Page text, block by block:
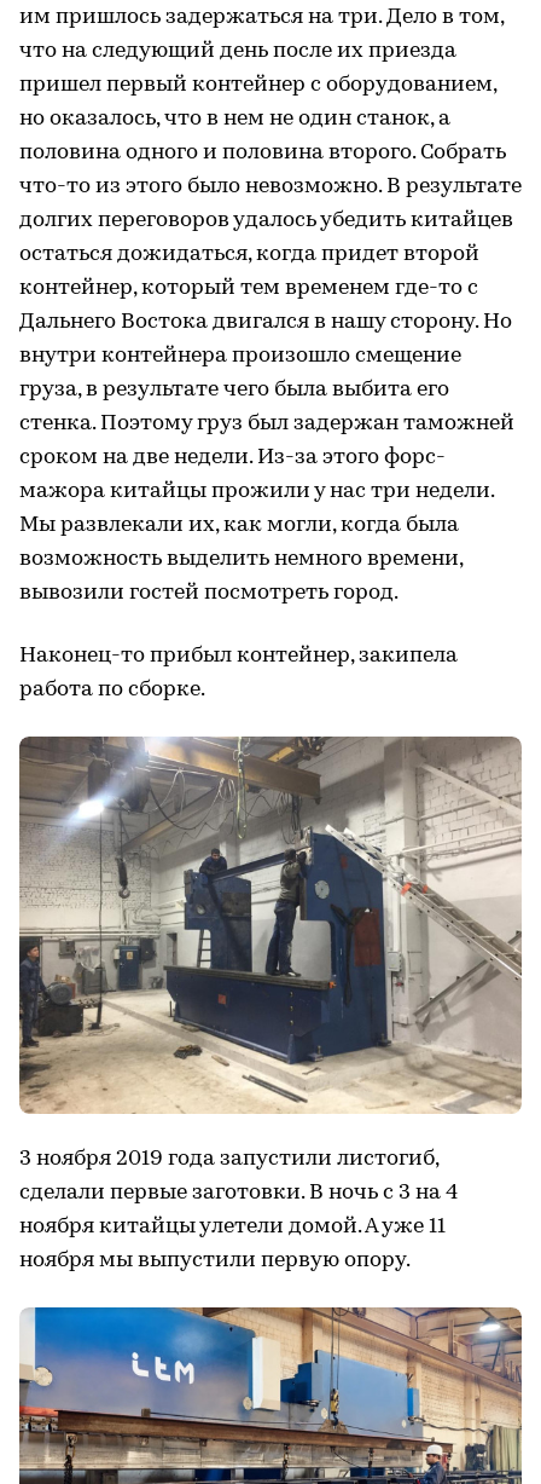
им пришлось задержаться на три. Дело в том,
что на следующий день после их приезда
пришел первый контейнер с оборудованием,
но оказалось, что в нем не один станок, а
половина одного и половина второго. Собрать
что-то из этого было невозможно. В результате
долгих переговоров удалось убедить китайцев
остаться дожидаться, когда придет второй
контейнер, который тем временем где-то с
Дальнего Востока двигался в нашу сторону. Но
внутри контейнера произошло смещение
груза, в результате чего была выбита его
стенка. Поэтому груз был задержан таможней
сроком на две недели. Из-за этого форс-
мажора китайцы прожили у нас три недели.
Мы развлекали их, как могли, когда была
возможность выделить немного времени,
вывозили гостей посмотреть город.
Наконец-то прибыл контейнер, закипела
работа по сборке.
3 ноября 2019 года запустили листогиб,
сделали первые заготовки. В ночь с 3 на 4
ноября китайцы улетели домой. А уже 11
ноября мы выпустили первую опору.